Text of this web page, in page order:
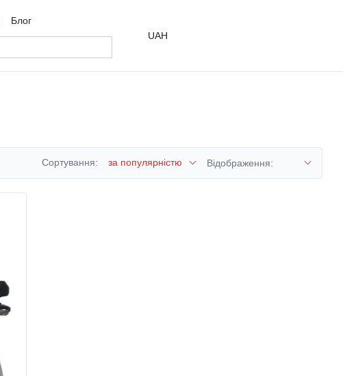
Блог
UAH
Сортування: за популярністю Відображення: